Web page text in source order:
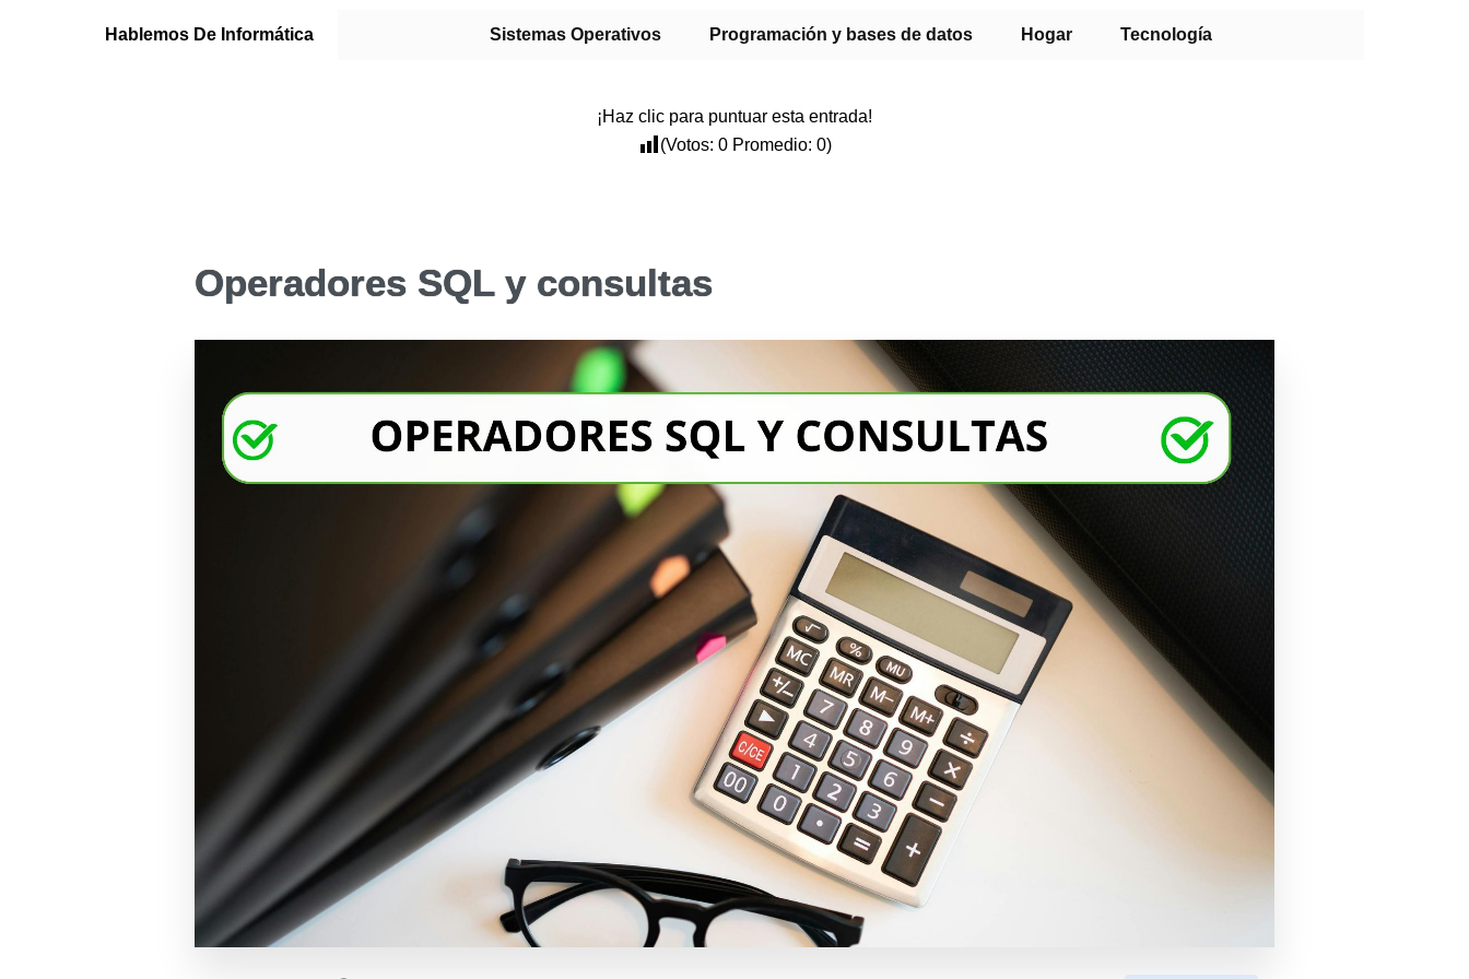
Hablemos De Informática Sistemas Operativos Programación y bases de datos Hogar Tecnología
¡Haz clic para puntuar esta entrada!
(Votos: 0Promedio: 0)
Operadores SQL y consultas